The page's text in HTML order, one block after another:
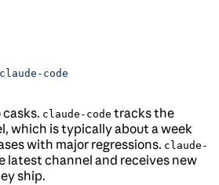
code
claude-code tracks the
which is typically about a week
with major regressions. claude-
latest channel and receives new
ship.